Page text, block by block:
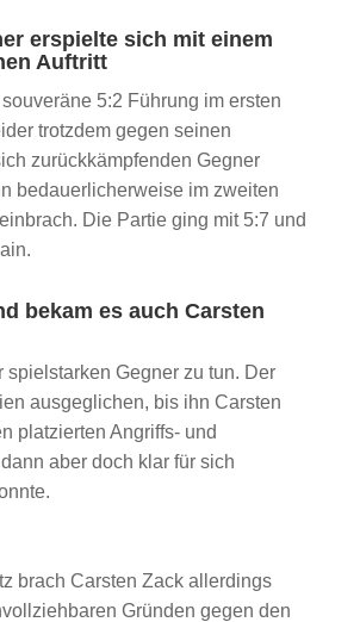
erspielte sich mit einem
Auftritt
5:2 Führung im ersten
trotzdem gegen seinen
zurückkämpfenden Gegner
bedauerlicherweise im zweiten
Die Partie ging mit 5:7 und
bekam es auch Carsten
spielstarken Gegner zu tun. Der
ausgeglichen, bis ihn Carsten
platzierten Angriffs- und
aber doch klar für sich
brach Carsten Zack allerdings
Gründen gegen den